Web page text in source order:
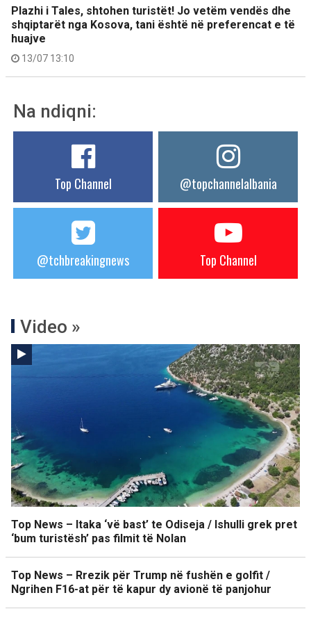
Plazhi i Tales, shtohen turistët! Jo vetëm vendës dhe
shqiptarët nga Kosova, tani është në preferencat e të
huajve
13/07 13:10
Na ndiqni:
Top Channel @topchannelalbania
@tchbreakingnews Top Channel
Video »
Top News – Itaka ‘vë bast’ te Odiseja / Ishulli grek pret
‘bum turistësh’ pas filmit të Nolan
Top News – Rrezik për Trump në fushën e golfit /
Ngrihen F16-at për të kapur dy avionë të panjohur